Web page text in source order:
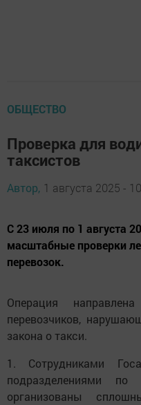
ОБЩЕСТВО
Проверка для
таксистов
Автор, 1 августа 2025 -
С 23 июля по 1 августа
масштабные проверки
перевозок.
Операция
перевозчиков,
закона о такси.
1. Сотрудниками
подразделениями
организованы